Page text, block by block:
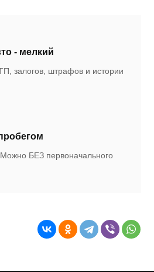
- мелкий
залогов, штрафов и истории
БЕЗ первоначального